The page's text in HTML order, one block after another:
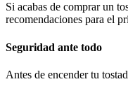
Si acabas de comprar un
recomendaciones para el
Seguridad ante todo
Antes de encender tu